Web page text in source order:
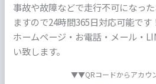
事故や故障などで走行不可になっ
ますので24時間365日対応可能です
ホームページ・お電話・メール・
い致します。
▼▼QRコードからアカ